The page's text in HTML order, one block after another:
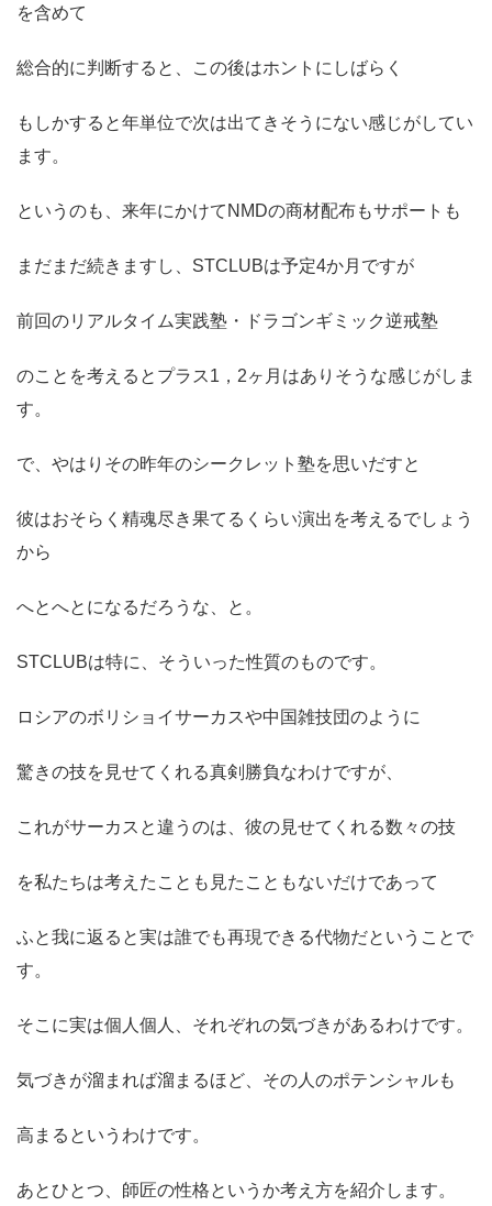
を含めて
総合的に判断すると、この後はホントにしばらく
もしかすると年単位で次は出てきそうにない感じがしてい
ます。
というのも、来年にかけてNMDの商材配布もサポートも
まだまだ続きますし、STCLUBは予定4か月ですが
前回のリアルタイム実践塾・ドラゴンギミック逆戒塾
のことを考えるとプラス1，2ヶ月はありそうな感じがしま
す。
で、やはりその昨年のシークレット塾を思いだすと
彼はおそらく精魂尽き果てるくらい演出を考えるでしょう
から
へとへとになるだろうな、と。
STCLUBは特に、そういった性質のものです。
ロシアのボリショイサーカスや中国雑技団のように
驚きの技を見せてくれる真剣勝負なわけですが、
これがサーカスと違うのは、彼の見せてくれる数々の技
を私たちは考えたことも見たこともないだけであって
ふと我に返ると実は誰でも再現できる代物だということで
す。
そこに実は個人個人、それぞれの気づきがあるわけです。
気づきが溜まれば溜まるほど、その人のポテンシャルも
高まるというわけです。
あとひとつ、師匠の性格というか考え方を紹介します。